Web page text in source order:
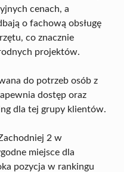
cenach, a
o fachową obsługę
co znacznie
projektów.
do potrzeb osób z
dostęp oraz
dla tej grupy klientów.
2 w
miejsce dla
pozycja w rankingu